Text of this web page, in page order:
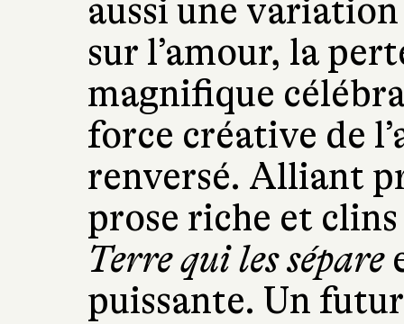
aussi une
sur l’amour, la
magnifique
force créative de
renversé. Alliant
prose riche et
Terre qui les sépare
puissante. Un